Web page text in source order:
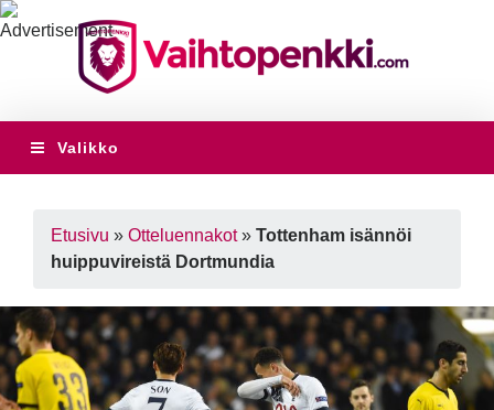
Valikko
Etusivu » Otteluennakot» Tottenham isännöi
huippuvireistä Dortmundia